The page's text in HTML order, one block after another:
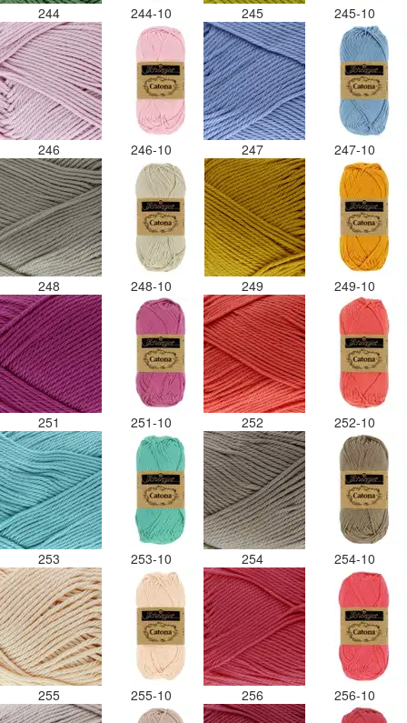
244 244-10 245 245-10
246 246-10 247 247-10
248 248-10 249 249-10
251 251-10 252 252-10
253 253-10 254 254-10
255 255-10 256 256-10